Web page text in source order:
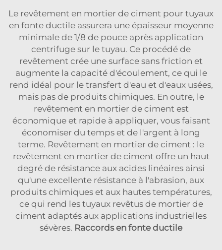
Le revêtement en mortier de ciment pour tuyaux
en fonte ductile assurera une épaisseur moyenne
minimale de 1/8 de pouce après application
centrifuge sur le tuyau. Ce procédé de
revêtement crée une surface sans friction et
augmente la capacité d'écoulement, ce qui le
rend idéal pour le transfert d'eau et d'eaux usées,
mais pas de produits chimiques. En outre, le
revêtement en mortier de ciment est
économique et rapide à appliquer, vous faisant
économiser du temps et de l'argent à long
terme. Revêtement en mortier de ciment : le
revêtement en mortier de ciment offre un haut
degré de résistance aux acides linéaires ainsi
qu'une excellente résistance à l'abrasion, aux
produits chimiques et aux hautes températures,
ce qui rend les tuyaux revêtus de mortier de
ciment adaptés aux applications industrielles
sévères. Raccords en fonte ductile